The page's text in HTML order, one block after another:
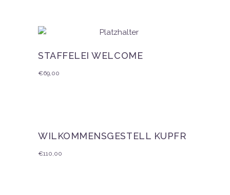
STAFFELEI WELCOME
€69,00
WILKOMMENSGESTELL KUPFR
€110,00